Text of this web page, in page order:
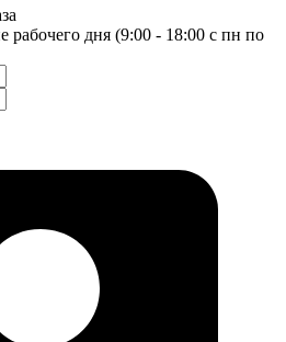
рабочего дня (9:00 - 18:00 с пн по